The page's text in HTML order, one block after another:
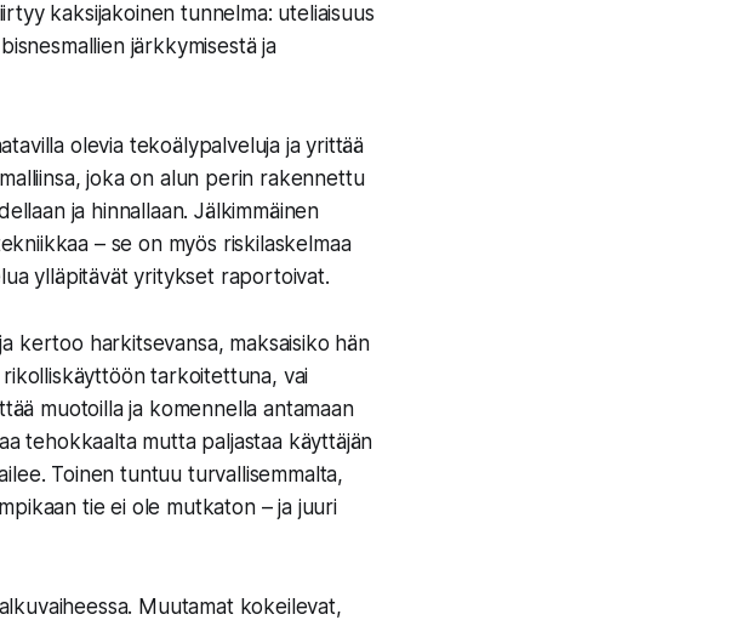
kaksijakoinen tunnelma: uteliaisuus
järkkymisestä ja
olevia tekoälypalveluja ja yrittää
joka on alun perin rakennettu
ja hinnallaan. Jälkimmäinen
– se on myös riskilaskelmaa
ylläpitävät yritykset raportoivat.
kertoo harkitsevansa, maksaisiko hän
tarkoitettuna, vai
muotoilla ja komennella antamaan
tehokkaalta mutta paljastaa käyttäjän
Toinen tuntuu turvallisemmalta,
tie ei ole mutkaton – ja juuri
Muutamat kokeilevat,